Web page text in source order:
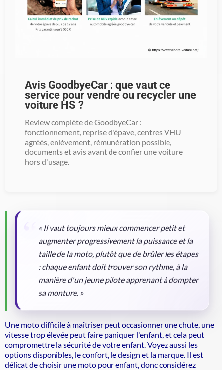
Avis GoodbyeCar : que vaut ce
service pour vendre ou recycler une
voiture HS ?
Review complète de GoodbyeCar :
fonctionnement, reprise d'épave, centres VHU
agréés, enlèvement, rémunération possible,
documents et avis avant de confier une voiture
hors d'usage.
« Il vaut toujours mieux commencer petit et
augmenter progressivement la puissance et la
taille de la moto, plutôt que de brûler les étapes
: chaque enfant doit trouver son rythme, à la
manière d'un jeune pilote apprenant à dompter
sa monture. »
Une moto difficile à maîtriser peut occasionner une chute, une
vitesse trop élevée peut faire paniquer l'enfant, et cela peut
compromettre la sécurité de votre enfant. Voyez aussi les
options disponibles, le confort, le design et la marque. Il est
délicat de choisir une moto pour enfant, donc considérez